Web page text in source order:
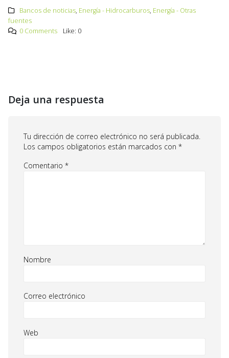
Bancos de noticias, Energía - Hidrocarburos, Energía - Otras
fuentes
0 Comments
Like: 0
Deja una respuesta
Tu dirección de correo electrónico no será publicada.
Los campos obligatorios están marcados con *
Comentario *
Nombre
Correo electrónico
Web